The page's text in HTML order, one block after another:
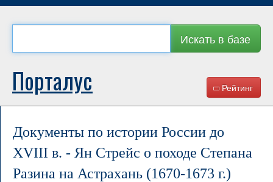
Искать в базе
Рейтинг
Порталус
Документы по истории России до
XVIII в. - Ян Стрейс о походе Степана
Разина на Астрахань (1670-1673 г.)